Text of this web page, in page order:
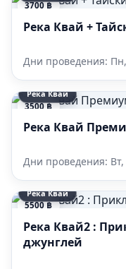
3700 ฿
Река Квай +
Дни проведения:
3500 ฿
Река Квай
Река Квай
Дни проведения:
5500 ฿
Река Квай
Река Квай2 :
джунглей